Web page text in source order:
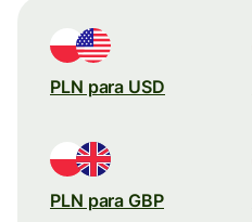
PLN para USD
PLN para GBP